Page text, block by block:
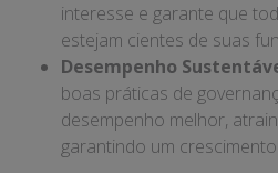
interesse e garante que
estejam cientes de suas
Desempenho
boas práticas de
desempenho melhor,
garantindo um